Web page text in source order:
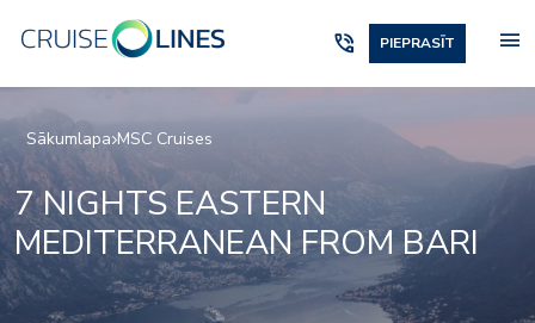
phone_in_talk PIEPRASĪT menu
Sākumlapa MSC Cruises
7 NIGHTS EASTERN
MEDITERRANEAN FROM BARI